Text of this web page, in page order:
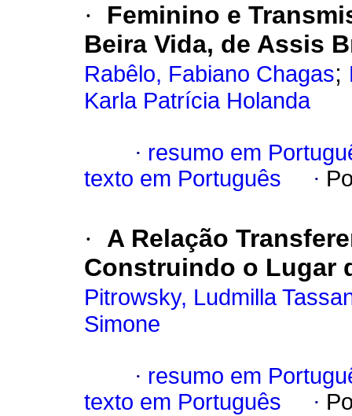
·
Feminino e
Beira Vida, de Assis
Rabêlo, Fabiano Chagas;
Karla Patrícia Holanda
· resumo em
texto em Português
·
·
A Relação
Construindo o Lugar
Pitrowsky, Ludmilla
Simone
· resumo em
texto em Português
·